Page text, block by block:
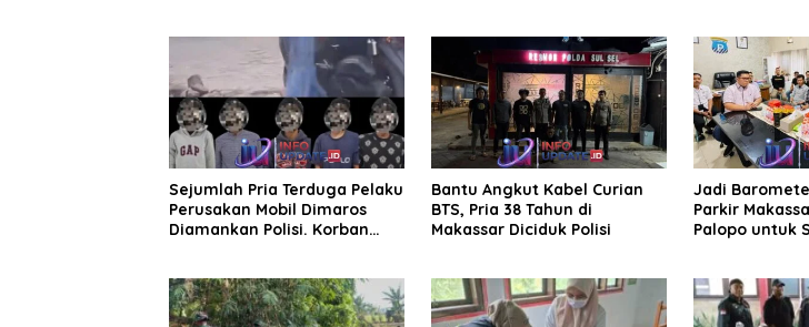
Sejumlah Pria Terduga Pelaku
Perusakan Mobil Dimaros
Diamankan Polisi. Korban
Bantu Angkut Kabel Curian
BTS, Pria 38 Tahun di
Makassar Diciduk Polisi
Jadi
Parkir
Palopo untuk